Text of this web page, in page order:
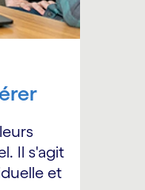
Il s'agit
et